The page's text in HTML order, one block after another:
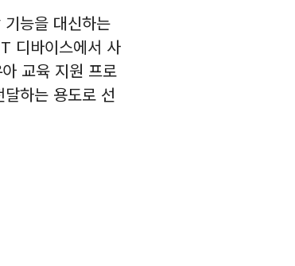
능을 대신하는
디바이스에서 사
교육 지원 프로
하는 용도로 선